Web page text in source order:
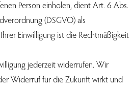
Person einholen, dient Art. 6 Abs.
(DSGVO) als
Einwilligung ist die Rechtmäßigkeit
jederzeit widerrufen. Wir
Widerruf für die Zukunft wirkt und